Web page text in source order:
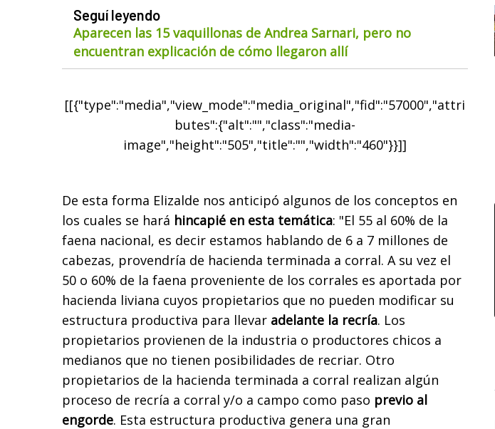
Seguí leyendo
Aparecen las 15 vaquillonas de Andrea Sarnari, pero no
encuentran explicación de cómo llegaron allí
[[{"type":"media","view_mode":"media_original","fid":"57000","attri
butes":{"alt":"","class":"media-
image","height":"505","title":"","width":"460"}}]]
De esta forma Elizalde nos anticipó algunos de los conceptos en
los cuales se hará hincapié en esta temática: "El 55 al 60% de la
faena nacional, es decir estamos hablando de 6 a 7 millones de
cabezas, provendría de hacienda terminada a corral. A su vez el
50 o 60% de la faena proveniente de los corrales es aportada por
hacienda liviana cuyos propietarios que no pueden modificar su
estructura productiva para llevar adelante la recría. Los
propietarios provienen de la industria o productores chicos a
medianos que no tienen posibilidades de recriar. Otro
propietarios de la hacienda terminada a corral realizan algún
proceso de recría a corral y/o a campo como paso previo al
engorde. Esta estructura productiva genera una gran